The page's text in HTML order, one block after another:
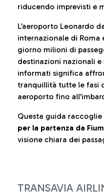
riducendo imprevisti e
L’aeroporto Leonardo
internazionale di Roma
giorno milioni di
destinazioni nazionali
informati significa
tranquillità tutte le fasi
aeroporto fino
Questa guida raccoglie
per la partenza da
visione chiara dei
TRANSAVIA